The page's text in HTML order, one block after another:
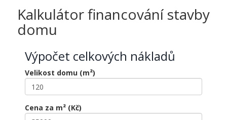
Kalkulátor financování stavby
domu
Výpočet celkových nákladů
Velikost domu (m²)
Cena za m² (Kč)